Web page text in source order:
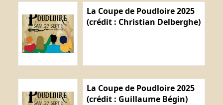
La Coupe de Poudloire 2025
(crédit : Christian Delberghe)
La Coupe de Poudloire 2025
(crédit : Guillaume Bégin)